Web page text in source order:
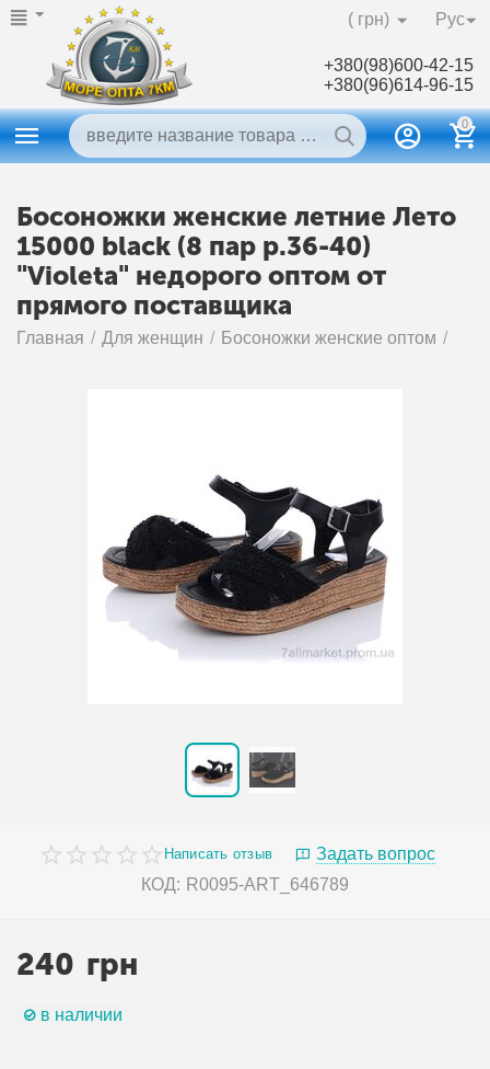
Рус
( грн)
+380(98)600-42-15
+380(96)614-96-15
0
Босоножки женские летние Лето
15000 black (8 пар р.36-40)
"Violeta" недорого оптом от
прямого поставщика
Главная / Для женщин / Босоножки женские оптом /
Написать отзыв
Задать вопрос
КОД: R0095-ART_646789
240 грн
в наличии